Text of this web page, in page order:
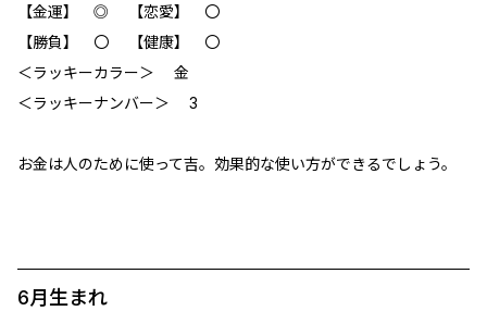
【金運】 ◎ 【恋愛】 〇
【勝負】 〇 【健康】 〇
＜ラッキーカラー＞ 金
＜ラッキーナンバー＞ 3
お金は人のために使って吉。効果的な使い方ができるでしょう。
6月生まれ